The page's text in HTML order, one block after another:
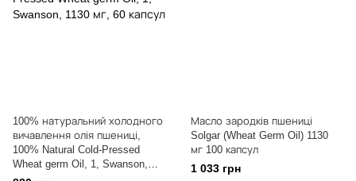
100% натуральний холодного
вичавлення олія пшениці,
100% Natural Cold-Pressed
Wheat germ Oil, 1, Swanson,
1130 мг, 60 капсул
Масло зародків пшениці
Solgar (Wheat Germ Oil) 1130
мг 100 капсул
1 033 грн